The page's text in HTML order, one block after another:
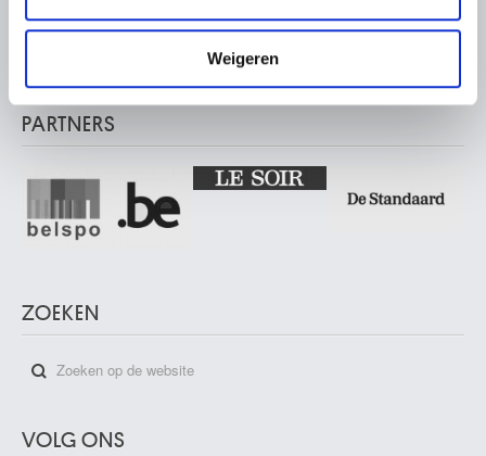
verzameld op basis van uw gebruik van hun services.
Weigeren
Vautierstraat 62 – 1050 Brussel
Musée Meunier Museum
Abdijstraat 59 – 1050 Brussel
PARTNERS
ZOEKEN
VOLG ONS